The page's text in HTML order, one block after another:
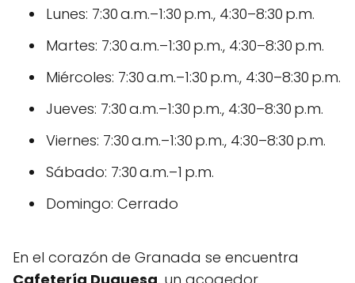
Lunes: 7:30 a.m.–1:30 p.m., 4:30–8:30 p.m.
Martes: 7:30 a.m.–1:30 p.m., 4:30–8:30 p.m.
Miércoles: 7:30 a.m.–1:30 p.m., 4:30–8:30 p.m.
Jueves: 7:30 a.m.–1:30 p.m., 4:30–8:30 p.m.
Viernes: 7:30 a.m.–1:30 p.m., 4:30–8:30 p.m.
Sábado: 7:30 a.m.–1 p.m.
Domingo: Cerrado
En el corazón de Granada se encuentra